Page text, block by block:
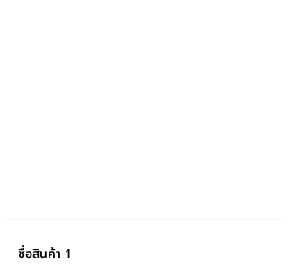
ชื่อสินค้า 1